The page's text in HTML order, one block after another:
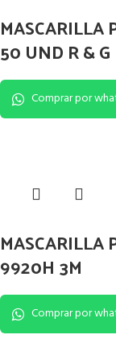
MASCARILLA
50 UND R & G
Comprar por
MASCARILLA
9920H 3M
Comprar por